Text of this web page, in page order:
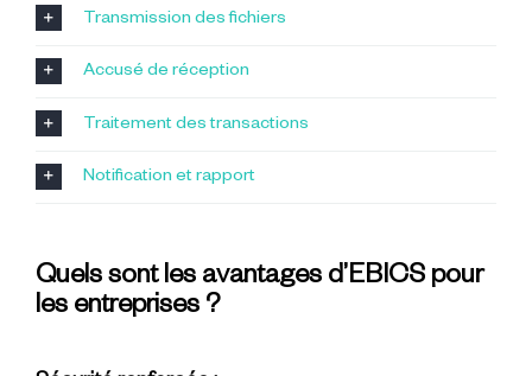
Transmission des fichiers
Accusé de réception
Traitement des transactions
Notification et rapport
Quels sont les avantages d’EBICS pour
les entreprises ?